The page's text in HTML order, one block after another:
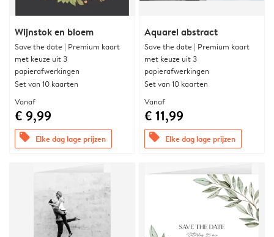
Wijnstok en bloem
Save the date | Premium kaart
met keuze uit 3
papierafwerkingen
Set van 10 kaarten
Vanaf
€ 9,99
offers Elke dag lage prijzen
Aquarel abstract
Save the date | Premium kaart
met keuze uit 3
papierafwerkingen
Set van 10 kaarten
Vanaf
€ 11,99
offers Elke dag lage prijzen